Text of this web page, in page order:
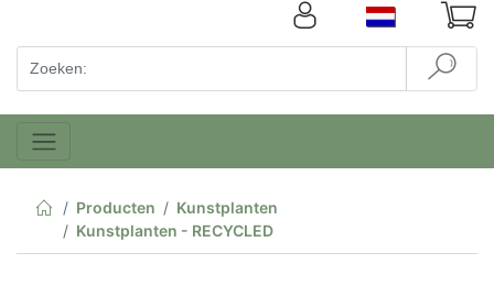
Producten
Kunstplanten
Kunstplanten - RECYCLED